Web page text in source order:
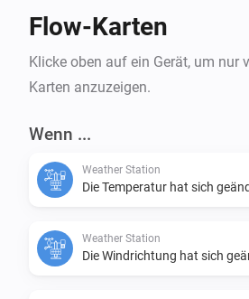
Flow-Karten
Klicke oben auf ein Gerät, um nur
Karten anzuzeigen.
Wenn ...
Weather Station
Die Temperatur hat sich
Weather Station
Die Windrichtung hat sich